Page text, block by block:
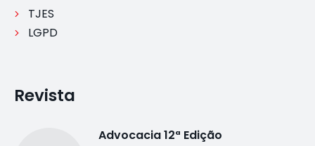
TJES
LGPD
Revista
Advocacia 12ª Edição